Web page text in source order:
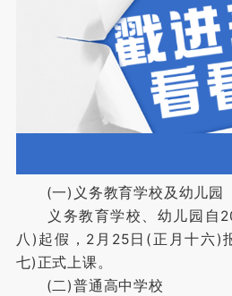
(一)义务教育学校及幼儿园
义务教育学校、幼儿园自
八)起假，2月25日(正月十六)
七)正式上课。
(二)普通高中学校